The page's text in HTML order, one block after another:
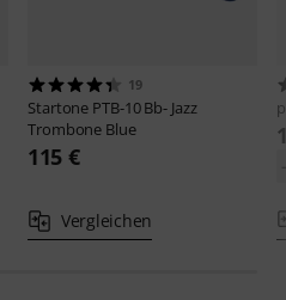
19
Startone PTB-10 Bb- Jazz
Trombone Blue
115 €
Vergleichen